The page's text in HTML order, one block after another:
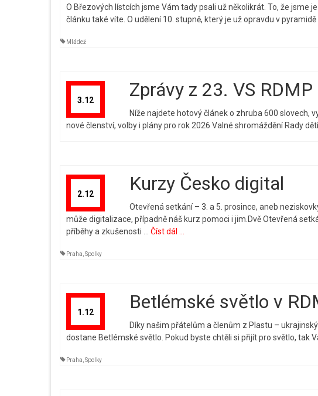
O Březových lístcích jsme Vám tady psali už několikrát. To, že jsme
článku také víte. O udělení 10. stupně, který je už opravdu v pyramidě
Mládež
3.12 Zprávy z 23. VS RDMP
Níže najdete hotový článek o zhruba 600 slovech,
nové členství, volby i plány pro rok 2026 Valné shromáždění Rady
2.12 Kurzy Česko digital
Otevřená setkání – 3. a 5. prosince, aneb
může digitalizace, případně náš kurz pomoci i jim.Dvě Otevřená
příběhy a zkušenosti … Číst dál ...
Praha Spolky
1.12 Betlémské světlo v
Díky našim přátelům a členům z Plastu –
dostane Betlémské světlo. Pokud byste chtěli si přijít pro světlo, tak
Praha Spolky